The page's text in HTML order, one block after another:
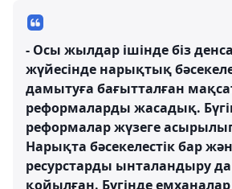
- Осы жылдар ішінде біз
жүйесінде нарықтық
дамытуға бағытталған
реформаларды жасадық.
реформалар жүзеге
Нарықта бәсекелестік бар
ресурстарды ынталандыру да
қойылған. Бүгінде